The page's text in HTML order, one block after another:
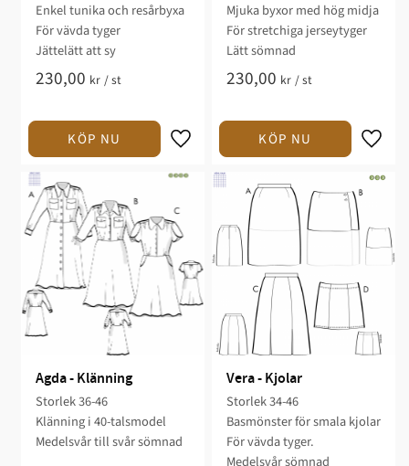
Enkel tunika och resårbyxa​​​
För vävda tyger​​​
Jättelätt att sy​
230,00 kr /st
Mjuka byxor med hög midja
För stretchiga ​jerseytyger
Lätt sömnad
230,00 kr /st
Agda - Klänning
Storlek 36-46​
Klänning i 40-talsmodel​​
Medelsvår till svår sömnad​​​​​​
Vera - Kjolar
Storlek 34-46​​​​​​
Basmönster för smala kjolar​​
För vävda tyger.​
Medelsvår sömnad​​